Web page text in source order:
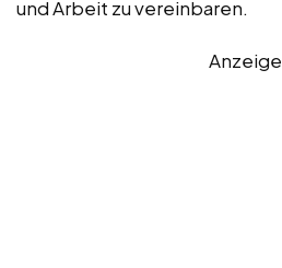
und Arbeit zu vereinbaren.
Anzeige